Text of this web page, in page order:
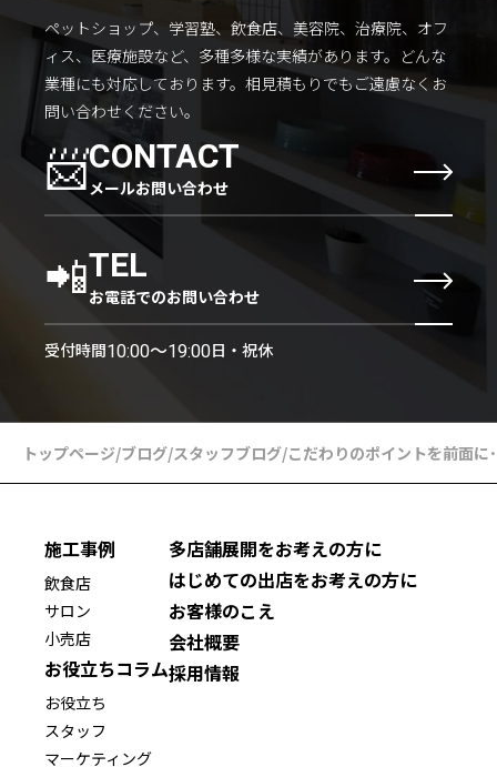
採用情報 会社概要
ペットショップ、学習塾、飲食店、美容院、治療院、オフ
ィス、医療施設など、多種多様な実績があります。 どんな
業種にも対応しております。 相見積もりでもご遠慮なくお
問い合わせください。
📨CONTACT
メールお問い合わせ
📲TEL
お電話でのお問い合わせ
受付時間10:00〜19:00日・祝休
トップページ/ブログ/スタッフブログ/こだわりのポイントを前面に
施工事例
飲食店
サロン
小売店
お役立ちコラム
お役立ち
スタッフ
マーケティング
多店舗展開をお考えの方に
はじめての出店をお考えの方に
お客様のこえ
会社概要
採用情報